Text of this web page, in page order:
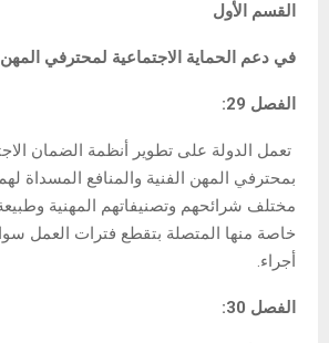
القسم الأول
في دعم الحماية الاجتماعية لمحترفي المهن
الفصل 29:
تعمل الدولة على تطوير أنظمة الضمان
بمحترفي المهن الفنية والمنافع المسداة
مختلف شرائحهم وتصنيفاتهم المهنية
خاصة منها المتصلة بتقطع فترات العمل سواء
أجراء.
الفصل 30: